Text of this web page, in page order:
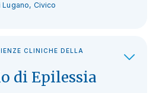
Civico
CLINICHE DELLA
di Epilessia